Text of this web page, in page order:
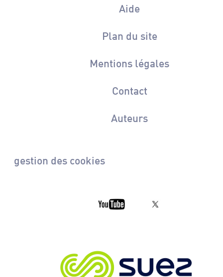
Aide
Plan du site
Mentions légales
Contact
Auteurs
gestion des cookies